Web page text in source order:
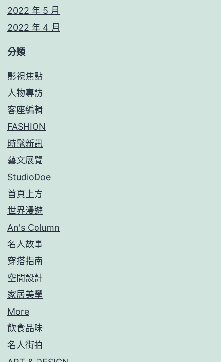
2022 年 5 月
2022 年 4 月
分類
影視焦點
人物專訪
客座編輯
FASHION
時髦新訊
藝文展覽
StudioDoe
首頁上方
世界漫遊
An's Column
名人故事
穿搭指南
空間設計
家居美學
More
飲食品味
名人街拍